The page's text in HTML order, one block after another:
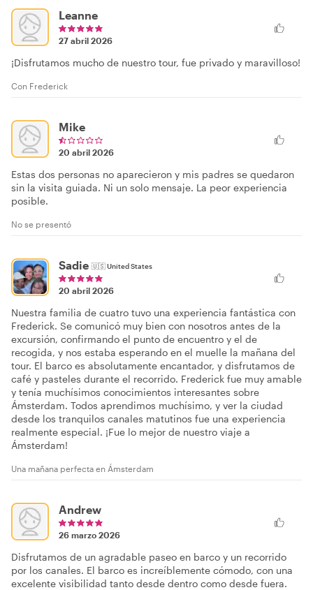
Leanne
27 abril 2026
¡Disfrutamos mucho de nuestro tour, fue privado y maravilloso!
Con Frederick
Mike
20 abril 2026
Estas dos personas no aparecieron y mis padres se quedaron
sin la visita guiada. Ni un solo mensaje. La peor experiencia
posible.
No se presentó
Sadie 🇺🇸United States
20 abril 2026
Nuestra familia de cuatro tuvo una experiencia fantástica con
Frederick. Se comunicó muy bien con nosotros antes de la
excursión, confirmando el punto de encuentro y el de
recogida, y nos estaba esperando en el muelle la mañana del
tour. El barco es absolutamente encantador, y disfrutamos de
café y pasteles durante el recorrido. Frederick fue muy amable
y tenía muchísimos conocimientos interesantes sobre
Ámsterdam. Todos aprendimos muchísimo, y ver la ciudad
desde los tranquilos canales matutinos fue una experiencia
realmente especial. ¡Fue lo mejor de nuestro viaje a
Ámsterdam!
Una mañana perfecta en Ámsterdam
Andrew
26 marzo 2026
Disfrutamos de un agradable paseo en barco y un recorrido
por los canales. El barco es increíblemente cómodo, con una
excelente visibilidad tanto desde dentro como desde fuera.